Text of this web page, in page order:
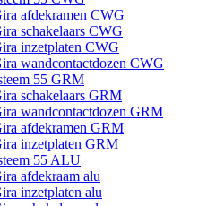
afdekramen CWG
schakelaars CWG
inzetplaten CWG
wandcontactdozen CWG
55 GRM
schakelaars GRM
wandcontactdozen GRM
afdekramen GRM
inzetplaten GRM
55 ALU
afdekraam alu
inzetplaten alu